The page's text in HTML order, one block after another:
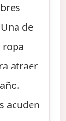
de
ropa
atraer
acuden